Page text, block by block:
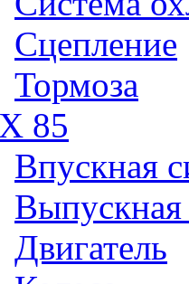
Сцепление
Тормоза
85
Впускная
Выпускная
Двигатель